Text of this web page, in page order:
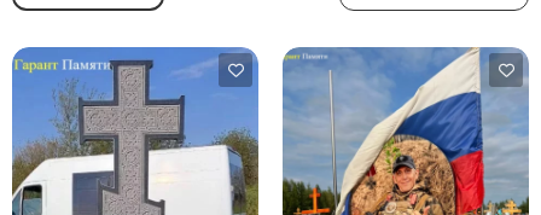
Участникам СВО